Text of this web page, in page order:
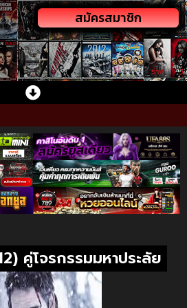
สมัครสมาชิก
คู่โจรกรรมมหาประลัย